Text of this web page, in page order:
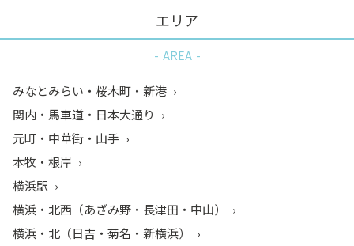
エリア
AREA
みなとみらい・桜木町・新港
関内・馬車道・日本大通り
元町・中華街・山手
本牧・根岸
横浜駅
横浜・北西（あざみ野・長津田・中山）
横浜・北（日吉・菊名・新横浜）